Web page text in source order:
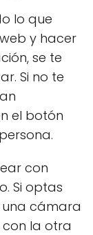
lo que
y hacer
se te
Si no te
el botón
con
Si optas
una cámara
la otra